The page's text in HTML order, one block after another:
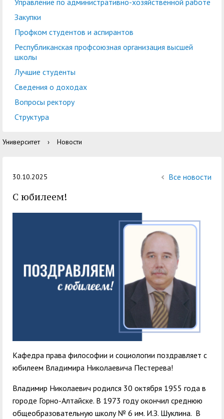
Международная
деятельность
Управление по
административно-
Закупки
Республиканская
организация высшей
Центр тестирования
иностранных граждан
по русскому языку
Центр развития
компетенций
Центр русского языка
обучающихся ГАГУ
Образовательный
модуль «Обучение
предоставлении
академического
отпуска обучающимся
Управление по административно-хозяйственной работе
Закупки
Профком студентов и аспирантов
Республиканская профсоюзная организация высшей
школы
Лучшие студенты
Сведения о доходах
Вопросы ректору
Структура
Университет › Новости
30.10.2025 Все новости
С юбилеем!
Кафедра права философии и социологии поздравляет с
юбилеем Владимира Николаевича Пестерева!
Владимир Николаевич родился 30 октября 1955 года в
городе Горно-Алтайске. В 1973 году окончил среднюю
общеобразовательную школу № 6 им. И.З. Шуклина. В